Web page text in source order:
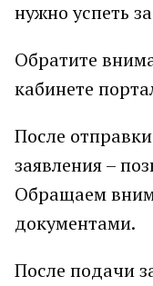
нужно успеть
Обратите
кабинете
После
заявления –
Обращаем
документами.
После подачи